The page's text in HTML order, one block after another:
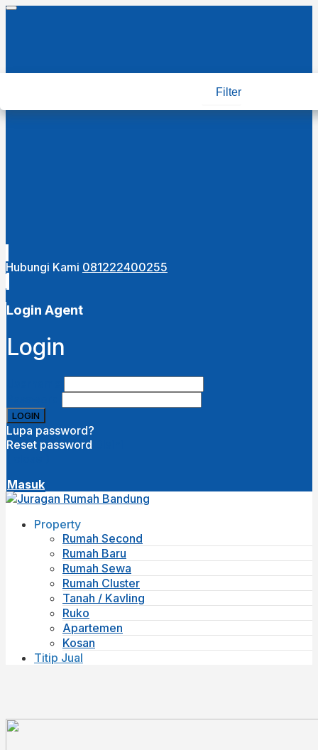
Hubungi Kami 081222400255
Login Agent
Login
Lupa password?
Reset password
Masuk
Property
Rumah Second
Rumah Baru
Rumah Sewa
Rumah Cluster
Tanah / Kavling
Ruko
Apartemen
Kosan
Titip Jual
Filter